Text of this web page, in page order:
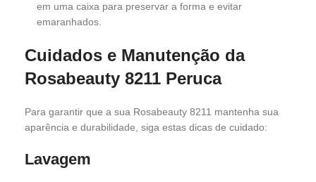
em uma caixa para preservar a forma e evitar
emaranhados.
Cuidados e Manutenção da
Rosabeauty 8211 Peruca
Para garantir que a sua Rosabeauty 8211 mantenha sua
aparência e durabilidade, siga estas dicas de cuidado:
Lavagem